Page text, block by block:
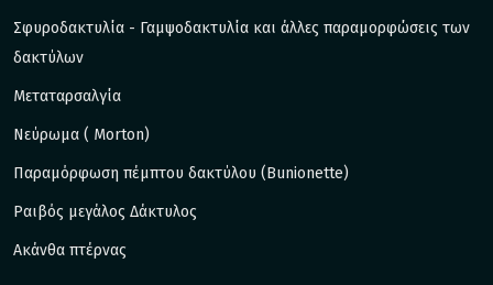
Σφυροδακτυλία - Γαμψοδακτυλία και άλλες παραμορφώσεις των
δακτύλων
Μεταταρσαλγία
Νεύρωμα ( Morton)
Παραμόρφωση πέμπτου δακτύλου (Bunionette)
Ραιβός μεγάλος Δάκτυλος
Ακάνθα πτέρνας